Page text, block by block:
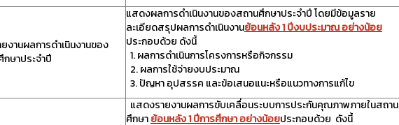
งานผลการดำเนินงานของ
กษาประจำปี
แสดงผลการดำเนินงานของสถานศึกษาประจำปี โดยมีข้อมูลราย
ละเอียดสรุปผลการดำเนินงานย้อนหลัง 1 ปีงบประมาณ อย่างน้อย
ประกอบด้วย ดังนี้
1. ผลการดำเนินการโครงการหรือกิจกรรม
2. ผลการใช้จ่ายงบประมาณ
3. ปัญหา อุปสรรค และข้อเสนอแนะหรือแนวทางการแก้ไข
แสดงรายงานผลการขับเคลื่อนระบบการประกันคุณภาพภายในสถาน
ศึกษาย้อนหลัง 1 ปีการศึกษา อย่างน้อยประกอบด้วย ดังนี้